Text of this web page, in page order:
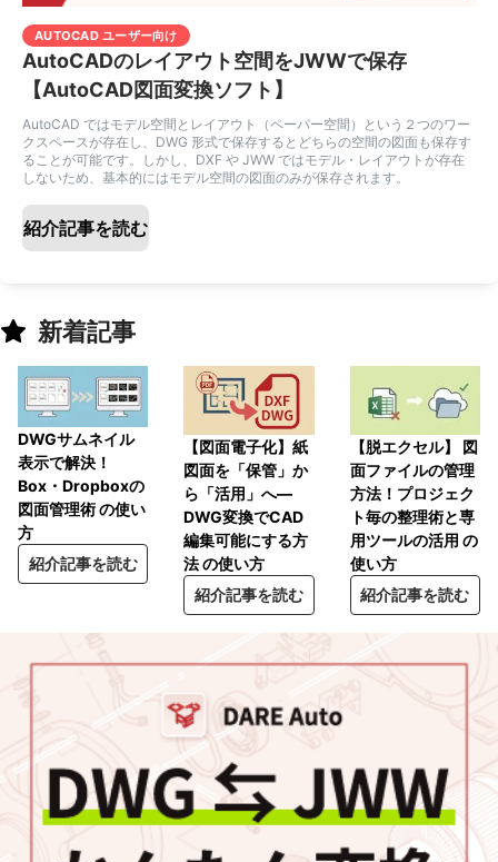
AUTOCAD ユーザー向け
AutoCADのレイアウト空間をJWWで保存
【AutoCAD図面変換ソフト】
AutoCAD ではモデル空間とレイアウト（ペーパー空間）という２つのワー
クスペースが存在し、DWG 形式で保存するとどちらの空間の図面も保存す
ることが可能です。しかし、DXF や JWW ではモデル・レイアウトが存在
しないため、基本的にはモデル空間の図面のみが保存されます。
紹介記事を読む
新着記事
DWGサムネイル
表示で解決！
Box・Dropboxの
図面管理術 の使い
方
紹介記事を読む
【図面電子化】紙
図面を「保管」か
ら「活用」へ―
DWG変換でCAD
編集可能にする方
法 の使い方
紹介記事を読む
【脱エクセル】 図
面ファイルの管理
方法！プロジェク
ト毎の整理術と専
用ツールの活用 の
使い方
紹介記事を読む